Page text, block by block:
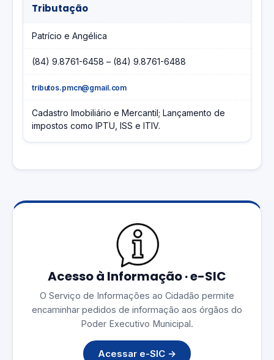
Tributação
Patrício e Angélica
(84) 9.8761-6458 – (84) 9.8761-6488
tributos.pmcn@gmail.com
Cadastro Imobiliário e Mercantil; Lançamento de
impostos como IPTU, ISS e ITIV.
Acesso à Informação · e-SIC
O Serviço de Informações ao Cidadão permite
encaminhar pedidos de informação aos órgãos do
Poder Executivo Municipal.
Acessar e-SIC →